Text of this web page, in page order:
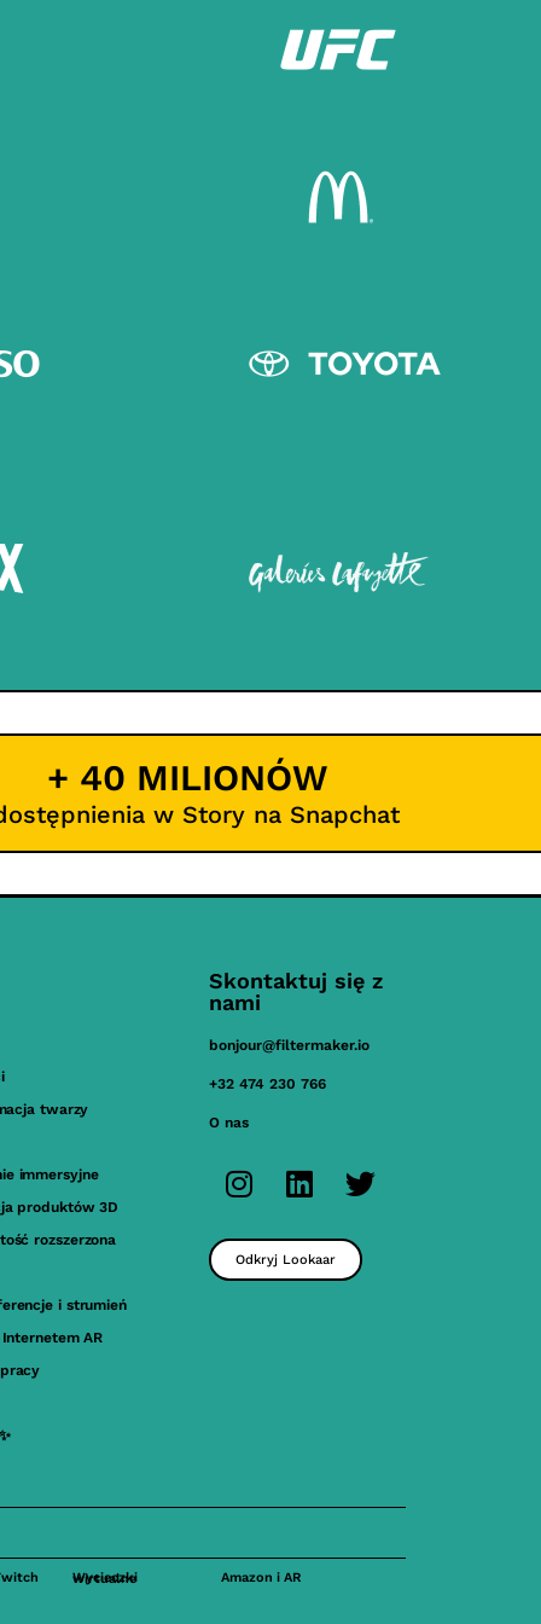
+ 40 MILIONÓW
w Story na Snapchat
twarzy
immersyjne
produktów 3D
rozszerzona
i strumień
AR
Skontaktuj się z
nami
bonjour@filtermaker.io
+32 474 230 766
O nas
Odkryj Lookaar
Wycieczki wirtualne Amazon i AR